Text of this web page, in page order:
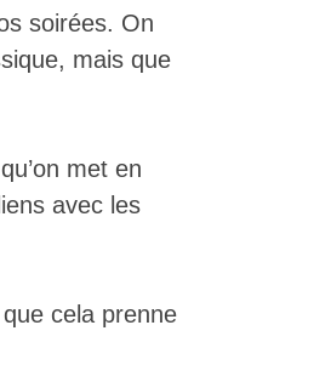
soirées. On
mais que
met en
avec les
cela prenne